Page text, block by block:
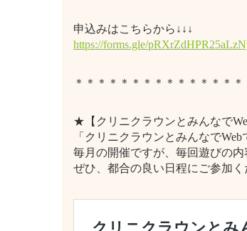
申込みはこちらから↓↓↓
https://forms.gle/
＊＊＊＊＊＊＊＊＊＊＊＊＊＊
★【クリニクラウンとみんなで
「クリニクラウンとみんなで
毎月の開催ですが、毎回遊びの
ぜひ、都合の良い日程にご参加く